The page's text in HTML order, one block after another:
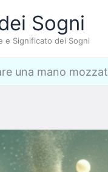
Sogni
e Significato dei Sogni
una mano